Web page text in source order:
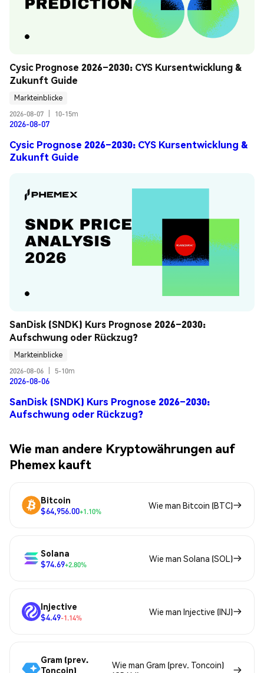
Cysic Prognose 2026–2030: CYS Kursentwicklung &
Zukunft Guide
Markteinblicke
2026-08-07
10-15m
2026-08-07
Cysic Prognose 2026–2030: CYS Kursentwicklung &
Zukunft Guide
SanDisk (SNDK) Kurs Prognose 2026–2030:
Aufschwung oder Rückzug?
Markteinblicke
2026-08-06
5-10m
2026-08-06
SanDisk (SNDK) Kurs Prognose 2026–2030:
Aufschwung oder Rückzug?
Wie man andere Kryptowährungen auf
Phemex kauft
Bitcoin
$64,956.00+1.10%
Wie man Bitcoin (BTC)
Solana
$74.69+2.80%
Wie man Solana (SOL)
Injective
$4.49-1.14%
Wie man Injective (INJ)
Gram (prev.
Toncoin)
Wie man Gram (prev. Toncoin)